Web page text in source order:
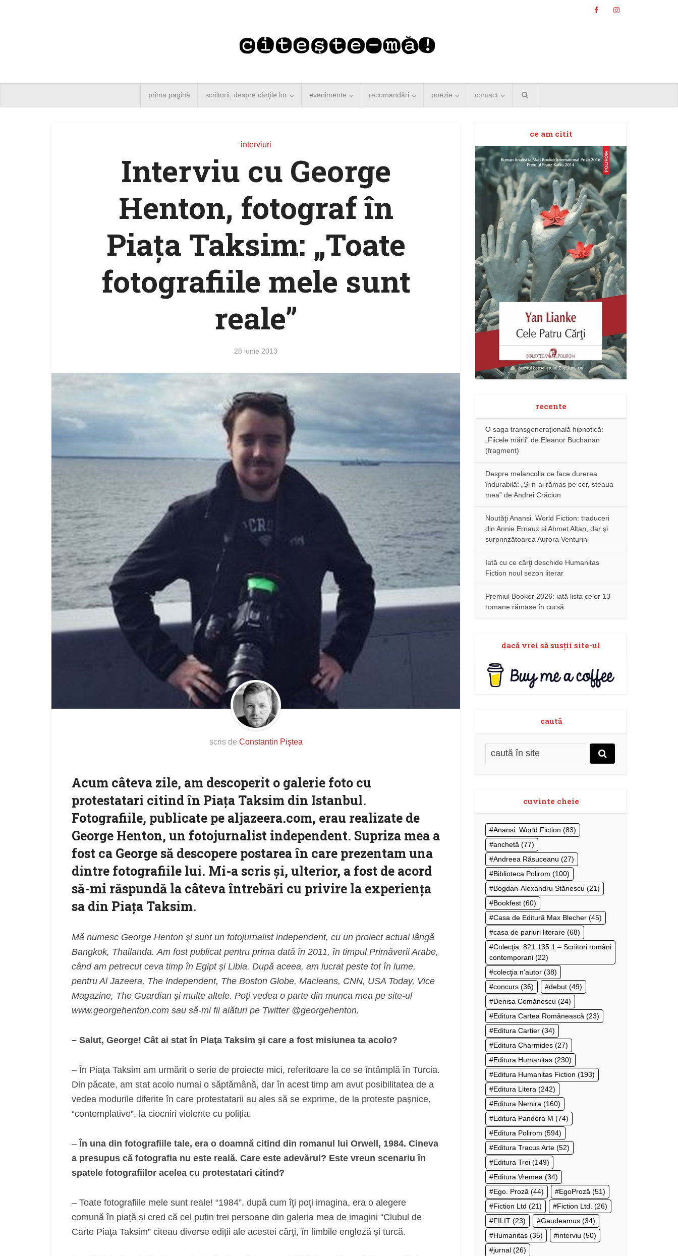
prima pagină scriitorii, despre cărţile lor evenimente recomandări poezie contact
interviuri
Interviu cu George
Henton, fotograf în
Piaţa Taksim: „Toate
fotografiile mele sunt
reale”
28 iunie 2013
scris de Constantin Piştea
Acum câteva zile, am descoperit o galerie foto cu
protestatari citind în Piaţa Taksim din Istanbul.
Fotografiile, publicate pe aljazeera.com, erau realizate de
George Henton, un fotojurnalist independent. Supriza mea a
fost ca George să descopere postarea în care prezentam una
dintre fotografiile lui. Mi-a scris şi, ulterior, a fost de acord
să-mi răspundă la câteva întrebări cu privire la experienţa
sa din Piaţa Taksim.
Mă numesc George Henton şi sunt un fotojurnalist independent, cu un proiect actual lângă
Bangkok, Thailanda. Am fost publicat pentru prima dată în 2011, în timpul Primăverii Arabe,
când am petrecut ceva timp în Egipt și Libia. După aceea, am lucrat peste tot în lume,
pentru Al Jazeera, The Independent, The Boston Globe, Macleans, CNN, USA Today, Vice
Magazine, The Guardian și multe altele. Poţi vedea o parte din munca mea pe site-ul
www.georgehenton.com sau să-mi fii alături pe Twitter @georgehenton.
– Salut, George! Cât ai stat în Piaţa Taksim şi care a fost misiunea ta acolo?
– În Piața Taksim am urmărit o serie de proiecte mici, referitoare la ce se întâmplă în Turcia.
Din păcate, am stat acolo numai o săptămână, dar în acest timp am avut posibilitatea de a
vedea modurile diferite în care protestatarii au ales să se exprime, de la proteste paşnice,
“contemplative”, la ciocniri violente cu poliția.
– În una din fotografiile tale, era o doamnă citind din romanul lui Orwell, 1984. Cineva
a presupus că fotografia nu este reală. Care este adevărul? Este vreun scenariu în
spatele fotografiilor acelea cu protestatari citind?
– Toate fotografiile mele sunt reale! “1984”, după cum îţi poţi imagina, era o alegere
comună în piață și cred că cel puțin trei persoane din galeria mea de imagini “Clubul de
Carte Piața Taksim” citeau diverse ediții ale acestei cărți, în limbile engleză și turcă.
ce am citit
recente
O saga transgenerațională hipnotică:
„Fiicele mării” de Eleanor Buchanan
(fragment)
Despre melancolia ce face durerea
îndurabilă: „Și n-ai rămas pe cer, steaua
mea” de Andrei Crăciun
Noutăţi Anansi. World Fiction: traduceri
din Annie Ernaux și Ahmet Altan, dar şi
surprinzătoarea Aurora Venturini
Iată cu ce cărţi deschide Humanitas
Fiction noul sezon literar
Premiul Booker 2026: iată lista celor 13
romane rămase în cursă
dacă vrei să susţii site-ul
caută
cuvinte cheie
Anansi. World Fiction (83)
anchetă (77)
Andreea Răsuceanu (27)
Biblioteca Polirom (100)
Bogdan-Alexandru Stănescu (21)
Bookfest (60)
Casa de Editură Max Blecher (45)
casa de pariuri literare (68)
Colecţia: 821.135.1 – Scriitori români
contemporani (22)
colecţia n’autor (38)
concurs (36) debut (49)
Denisa Comănescu (24)
Editura Cartea Românească (23)
Editura Cartier (34)
Editura Charmides (27)
Editura Humanitas (230)
Editura Humanitas Fiction (193)
Editura Litera (242)
Editura Nemira (160)
Editura Pandora M (74)
Editura Polirom (594)
Editura Tracus Arte (52)
Editura Trei (149)
Editura Vremea (34)
Ego. Proză (44) EgoProză (51)
Fiction Ltd (21) Fiction Ltd. (26)
FILIT (23) Gaudeamus (34)
Humanitas (35) interviu (50)
jurnal (26)